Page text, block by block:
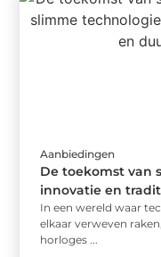
Aanbiedingen
De toekomst van
innovatie en
In een wereld waar
elkaar verweven
horloges ...